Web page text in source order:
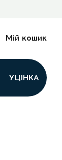
Мій кошик
УЦІНКА